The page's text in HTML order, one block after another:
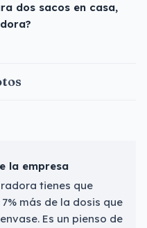
dos sacos en casa,
la empresa
tienes que
más de la dosis que
Es un pienso de